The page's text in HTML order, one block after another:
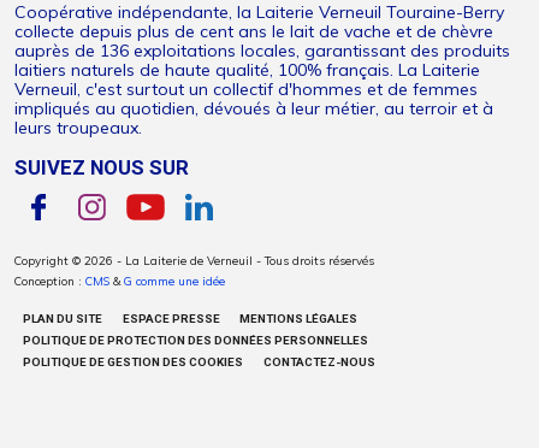
Coopérative indépendante, la Laiterie Verneuil Touraine-Berry
collecte depuis plus de cent ans le lait de vache et de chèvre
auprès de 136 exploitations locales, garantissant des produits
laitiers naturels de haute qualité, 100% français. La Laiterie
Verneuil, c'est surtout un collectif d'hommes et de femmes
impliqués au quotidien, dévoués à leur métier, au terroir et à
leurs troupeaux.
SUIVEZ NOUS SUR
Copyright © 2026 - La Laiterie de Verneuil - Tous droits réservés
Conception : CMS & G comme une idée
PLAN DU SITE ESPACE PRESSE
MENTIONS LÉGALES
POLITIQUE DE PROTECTION DES DONNÉES PERSONNELLES
POLITIQUE DE GESTION DES COOKIES
CONTACTEZ-NOUS